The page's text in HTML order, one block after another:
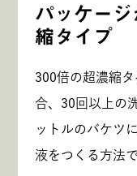
パッケー
縮タイプ
300倍の超濃縮
合、30回以上の
ットルのバケツ
液をつくる方法